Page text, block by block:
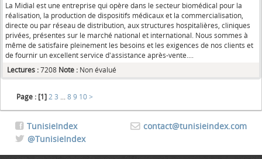
La Midial est une entreprise qui opère dans le secteur biomédical pour la
réalisation, la production de dispositifs médicaux et la commercialisation,
directe ou par réseau de distribution, aux structures hospitalières, cliniques
privées, présentes sur le marché national et international. Nous sommes à
même de satisfaire pleinement les besoins et les exigences de nos clients et
de fournir un excellent service d'assistance après-vente....
Lectures :7208 Note : Non évalué
Page : [1] 2 3 8 9 10 >
contact@tunisieindex.com
TunisieIndex
@TunisieIndex